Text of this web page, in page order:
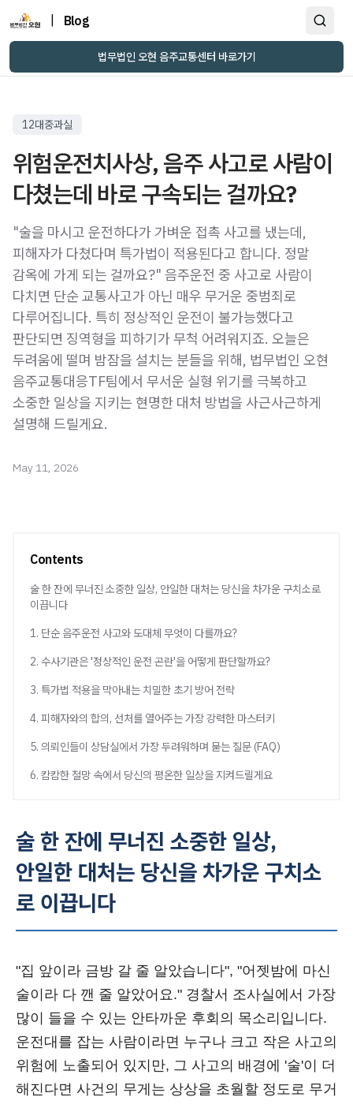
Blog
법무법인 오현 음주교통센터 바로가기
12대중과실
위험운전치사상, 음주 사고로 사람이
다쳤는데 바로 구속되는 걸까요?
"술을 마시고 운전하다가 가벼운 접촉 사고를 냈는데,
피해자가 다쳤다며 특가법이 적용된다고 합니다. 정말
감옥에 가게 되는 걸까요?" 음주운전 중 사고로 사람이
다치면 단순 교통사고가 아닌 매우 무거운 중범죄로
다루어집니다. 특히 정상적인 운전이 불가능했다고
판단되면 징역형을 피하기가 무척 어려워지죠. 오늘은
두려움에 떨며 밤잠을 설치는 분들을 위해, 법무법인 오현
음주교통대응TF팀에서 무서운 실형 위기를 극복하고
소중한 일상을 지키는 현명한 대처 방법을 사근사근하게
설명해 드릴게요.
May 11, 2026
Contents
술 한 잔에 무너진 소중한 일상, 안일한 대처는 당신을 차가운 구치소로
이끕니다
1. 단순 음주운전 사고와 도대체 무엇이 다를까요?
2. 수사기관은 '정상적인 운전 곤란'을 어떻게 판단할까요?
3. 특가법 적용을 막아내는 치밀한 초기 방어 전략
4. 피해자와의 합의, 선처를 열어주는 가장 강력한 마스터키
5. 의뢰인들이 상담실에서 가장 두려워하며 묻는 질문 (FAQ)
6. 캄캄한 절망 속에서 당신의 평온한 일상을 지켜드릴게요
술 한 잔에 무너진 소중한 일상,
안일한 대처는 당신을 차가운 구치소
로 이끕니다
"집 앞이라 금방 갈 줄 알았습니다", "어젯밤에 마신
술이라 다 깬 줄 알았어요." 경찰서 조사실에서 가장
많이 들을 수 있는 안타까운 후회의 목소리입니다.
운전대를 잡는 사람이라면 누구나 크고 작은 사고의
위험에 노출되어 있지만, 그 사고의 배경에 '술'이 더
해진다면 사건의 무게는 상상을 초월할 정도로 무거